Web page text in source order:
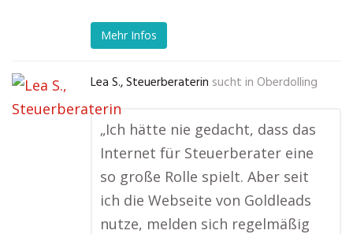
Mehr Infos
Lea S., Steuerberaterin sucht in Oberdolling
„Ich hätte nie gedacht, dass das
Internet für Steuerberater eine
so große Rolle spielt. Aber seit
ich die Webseite von Goldleads
nutze, melden sich regelmäßig